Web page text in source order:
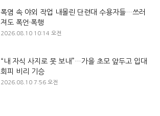
폭염 속 야외 작업 내몰린 단련대 수용자들…쓰러
져도 폭언·폭행
2026.08.10 10:14 오전
“내 자식 사지로 못 보내”…가을 초모 앞두고 입대
회피 비리 기승
2026.08.10 7:56 오전